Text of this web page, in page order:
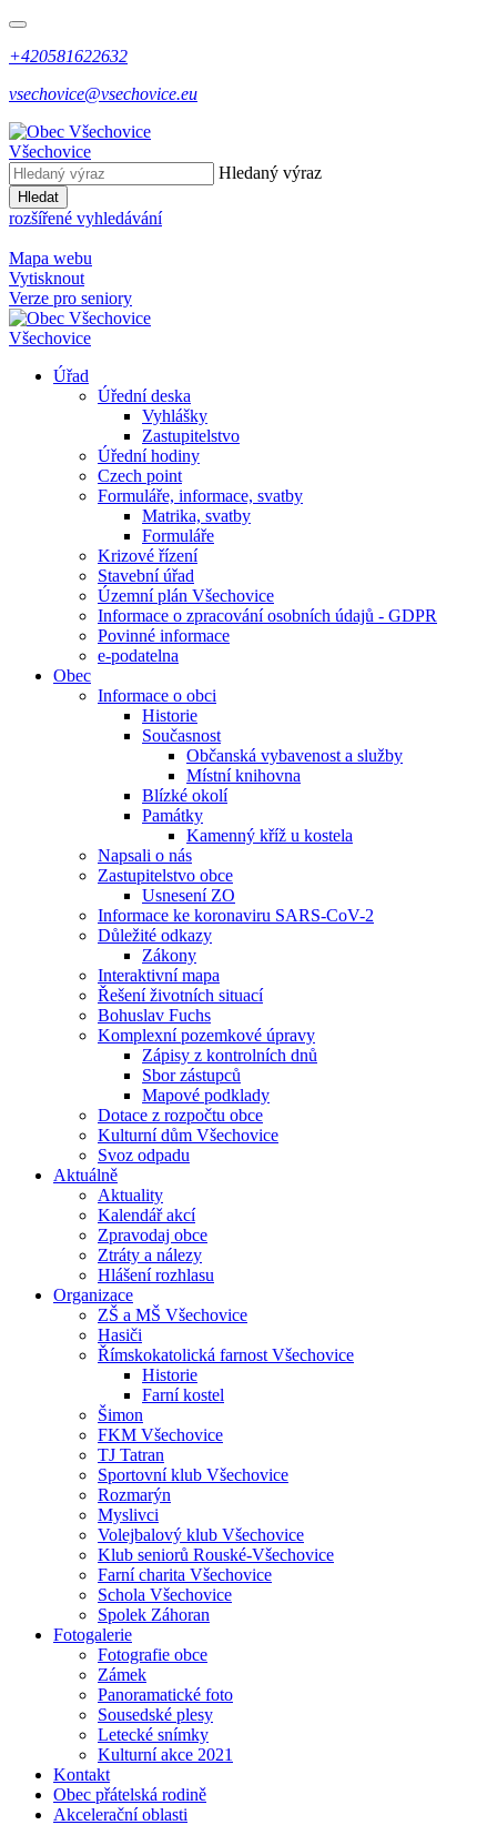
+420581622632
vsechovice@vsechovice.eu
Všechovice
Hledaný výraz
Hledat
rozšířené vyhledávání
Mapa webu
Vytisknout
Verze pro seniory
Všechovice
Úřad
Úřední deska
Vyhlášky
Zastupitelstvo
Úřední hodiny
Czech point
Formuláře, informace, svatby
Matrika, svatby
Formuláře
Krizové řízení
Stavební úřad
Územní plán Všechovice
Informace o zpracování osobních údajů - GDPR
Povinné informace
e-podatelna
Obec
Informace o obci
Historie
Současnost
Občanská vybavenost a služby
Místní knihovna
Blízké okolí
Památky
Kamenný kříž u kostela
Napsali o nás
Zastupitelstvo obce
Usnesení ZO
Informace ke koronaviru SARS-CoV-2
Důležité odkazy
Zákony
Interaktivní mapa
Řešení životních situací
Bohuslav Fuchs
Komplexní pozemkové úpravy
Zápisy z kontrolních dnů
Sbor zástupců
Mapové podklady
Dotace z rozpočtu obce
Kulturní dům Všechovice
Svoz odpadu
Aktuálně
Aktuality
Kalendář akcí
Zpravodaj obce
Ztráty a nálezy
Hlášení rozhlasu
Organizace
ZŠ a MŠ Všechovice
Hasiči
Římskokatolická farnost Všechovice
Historie
Farní kostel
Šimon
FKM Všechovice
TJ Tatran
Sportovní klub Všechovice
Rozmarýn
Myslivci
Volejbalový klub Všechovice
Klub seniorů Rouské-Všechovice
Farní charita Všechovice
Schola Všechovice
Spolek Záhoran
Fotogalerie
Fotografie obce
Zámek
Panoramatické foto
Sousedské plesy
Letecké snímky
Kulturní akce 2021
Kontakt
Obec přátelská rodině
Akcelerační oblasti